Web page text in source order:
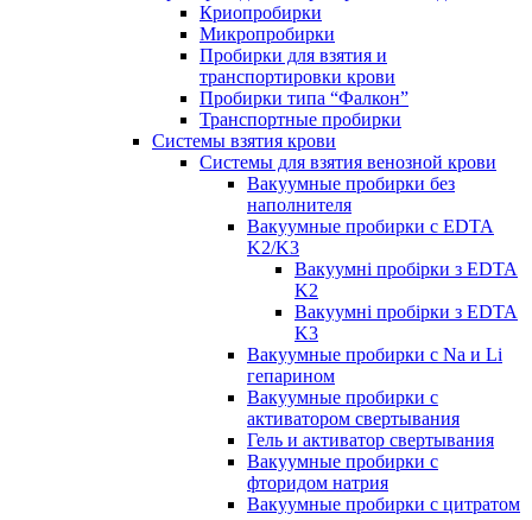
Криопробирки
Микропробирки
Пробирки для взятия и
транспортировки крови
Пробирки типа “Фалкон”
Транспортные пробирки
Системы взятия крови
Системы для взятия венозной крови
Вакуумные пробирки без
наполнителя
Вакуумные пробирки с EDTA
K2/K3
Вакуумні пробірки з EDTA
K2
Вакуумні пробірки з EDTA
K3
Вакуумные пробирки с Na и Li
гепарином
Вакуумные пробирки с
активатором свертывания
Гель и активатор свертывания
Вакуумные пробирки с
фторидом натрия
Вакуумные пробирки с цитратом